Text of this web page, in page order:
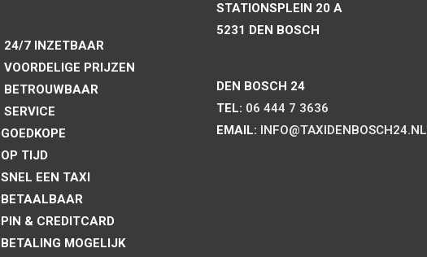
24/7 INZETBAAR
VOORDELIGE PRIJZEN
BETROUWBAAR
SERVICE
GOEDKOPE
OP TIJD
SNEL EEN TAXI
BETAALBAAR
PIN & CREDITCARD
BETALING MOGELIJK
STATIONSPLEIN 20 A
5231 DEN BOSCH
DEN BOSCH 24
TEL: 06 444 7 3636
EMAIL: INFO@TAXIDENBOSCH24.NL